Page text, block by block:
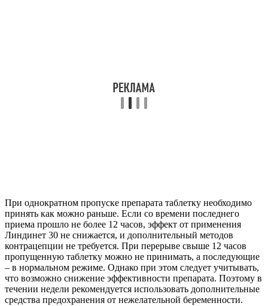
При однократном пропуске препарата таблетку необходимо
принять как можно раньше. Если со времени последнего
приема прошло не более 12 часов, эффект от применения
Линдинет 30 не снижается, и дополнительный методов
контрацепции не требуется. При перерыве свыше 12 часов
пропущенную таблетку можно не принимать, а последующие
– в нормальном режиме. Однако при этом следует учитывать,
что возможно снижение эффективности препарата. Поэтому в
течении недели рекомендуется использовать дополнительные
средства предохранения от нежелательной беременности.